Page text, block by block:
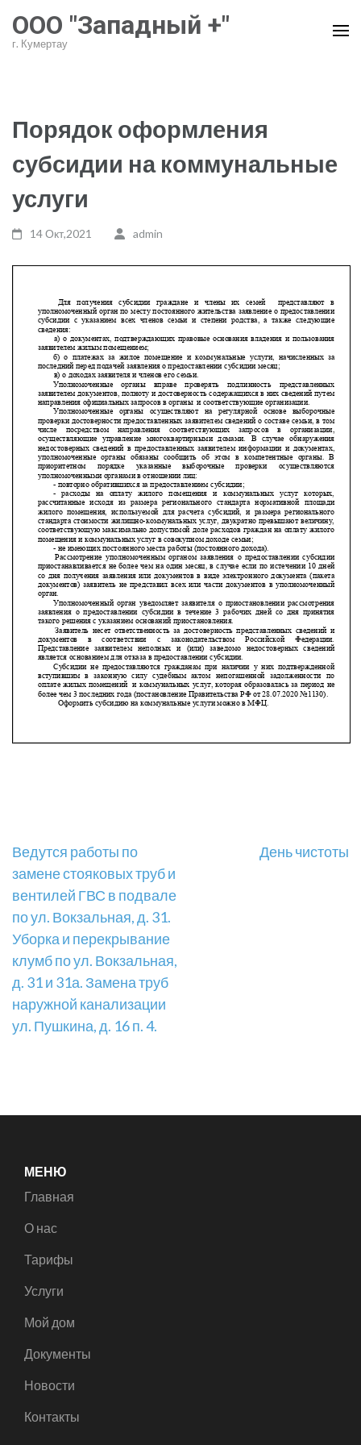
содержимому
ООО "Западный +"
г. Кумертау
Порядок оформления
субсидии на коммунальные
услуги
14 Окт,2021 admin
Навигация
по
записям
Ведутся работы по
замене стояковых труб и
вентилей ГВС в подвале
по ул. Вокзальная, д. 31.
Уборка и перекрывание
клумб по ул. Вокзальная,
д. 31 и 31а. Замена труб
наружной канализации
ул. Пушкина, д. 16 п. 4.
День чистоты
МЕНЮ
Главная
О нас
Тарифы
Услуги
Мой дом
Документы
Новости
Контакты